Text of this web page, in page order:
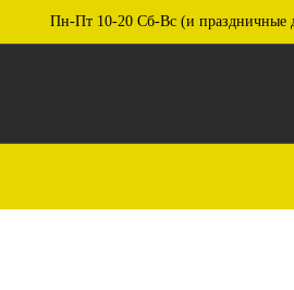
Пн-Пт 10-20 Сб-Вс (и праздничные